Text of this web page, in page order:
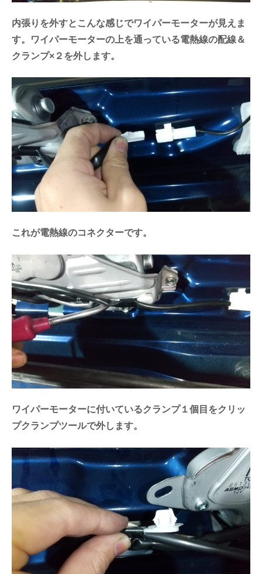
内張りを外すとこんな感じでワイパーモーターが見えま
す。ワイパーモーターの上を通っている電熱線の配線＆
クランプ×２を外します。
これが電熱線のコネクターです。
ワイパーモーターに付いているクランプ１個目をクリッ
プクランプツールで外します。